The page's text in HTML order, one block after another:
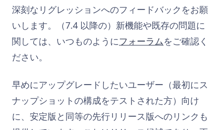
深刻なリグレッションへのフィードバックをお願
いします。（7.4 以降の）新機能や既存の問題に
関しては、いつものようにフォーラムをご確認く
ださい。
早めにアップグレードしたいユーザー（最初にス
ナップショットの構成をテストされた方）向け
に、安定版と同等の先行リリース版へのリンクも